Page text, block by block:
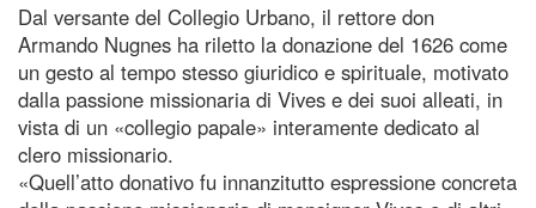
Dal versante del Collegio Urbano, il rettore don
Armando Nugnes ha riletto la donazione del 1626 come
un gesto al tempo stesso giuridico e spirituale, motivato
dalla passione missionaria di Vives e dei suoi alleati, in
vista di un «collegio papale» interamente dedicato al
clero missionario.
«Quell’atto donativo fu innanzitutto espressione concreta